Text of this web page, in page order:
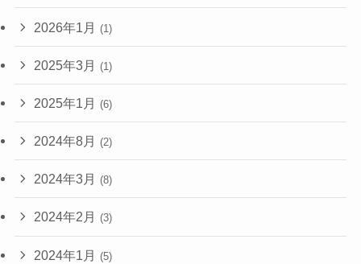
2026年1月 (1)
2025年3月 (1)
2025年1月 (6)
2024年8月 (2)
2024年3月 (8)
2024年2月 (3)
2024年1月 (5)